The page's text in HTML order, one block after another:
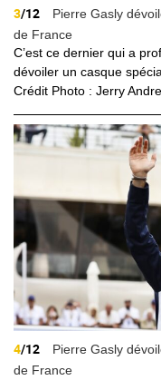
3/12
Pierre Gasly
de France
C’est ce dernier qui a
dévoiler un casque
Crédit Photo : Jerry
4/12
Pierre Gasly
de France